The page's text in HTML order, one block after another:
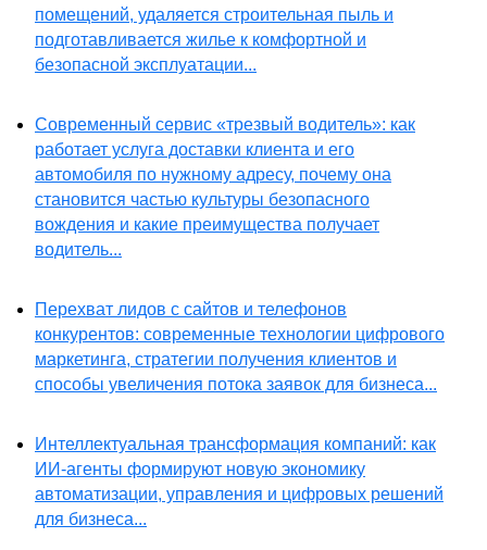
помещений, удаляется строительная пыль и
подготавливается жилье к комфортной и
безопасной эксплуатации...
Современный сервис «трезвый водитель»: как
работает услуга доставки клиента и его
автомобиля по нужному адресу, почему она
становится частью культуры безопасного
вождения и какие преимущества получает
водитель...
Перехват лидов с сайтов и телефонов
конкурентов: современные технологии цифрового
маркетинга, стратегии получения клиентов и
способы увеличения потока заявок для бизнеса...
Интеллектуальная трансформация компаний: как
ИИ-агенты формируют новую экономику
автоматизации, управления и цифровых решений
для бизнеса...